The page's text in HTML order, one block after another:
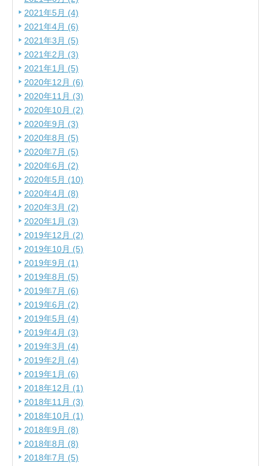
2021年5月 (4)
2021年4月 (6)
2021年3月 (5)
2021年2月 (3)
2021年1月 (5)
2020年12月 (6)
2020年11月 (3)
2020年10月 (2)
2020年9月 (3)
2020年8月 (5)
2020年7月 (5)
2020年6月 (2)
2020年5月 (10)
2020年4月 (8)
2020年3月 (2)
2020年1月 (3)
2019年12月 (2)
2019年10月 (5)
2019年9月 (1)
2019年8月 (5)
2019年7月 (6)
2019年6月 (2)
2019年5月 (4)
2019年4月 (3)
2019年3月 (4)
2019年2月 (4)
2019年1月 (6)
2018年12月 (1)
2018年11月 (3)
2018年10月 (1)
2018年9月 (8)
2018年8月 (8)
2018年7月 (5)